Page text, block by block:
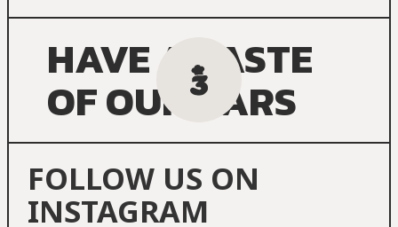
HAVE A TASTE
OF OUR BARS
FOLLOW US ON
INSTAGRAM